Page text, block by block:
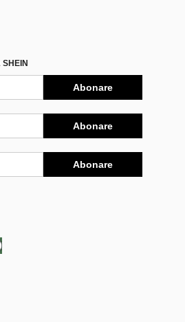
SHEIN
Abonare
Abonare
Abonare